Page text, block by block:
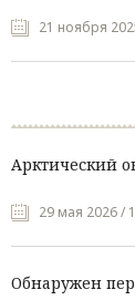
21 ноября
Арктический
29 мая 2026 /
Обнаружен